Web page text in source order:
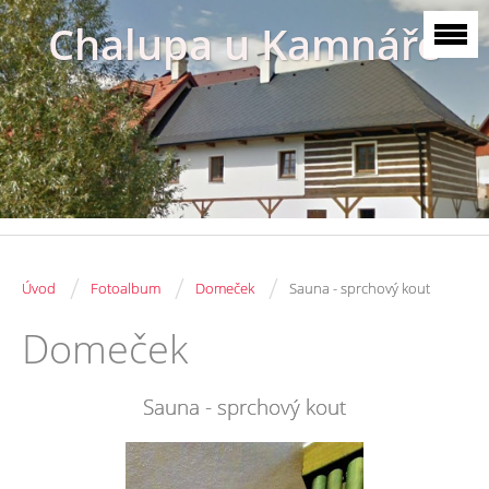
Chalupa u Kamnáře
Úvod / Fotoalbum / Domeček / Sauna - sprchový kout
Domeček
Sauna - sprchový kout